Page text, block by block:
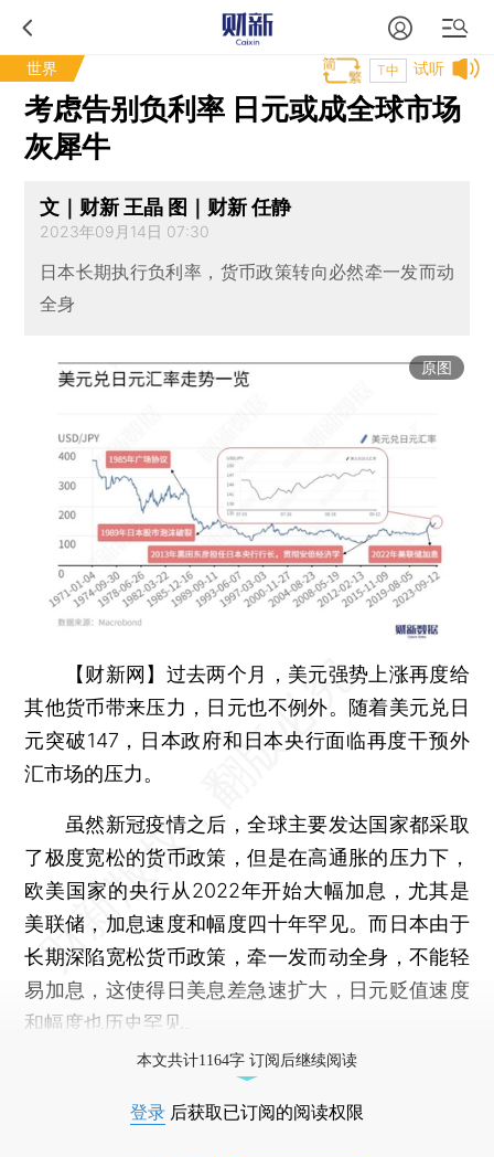
世界 试听
T中
考虑告别负利率 日元或成全球市场
灰犀牛
文｜财新 王晶 图｜财新 任静
2023年09月14日 07:30
日本长期执行负利率，货币政策转向必然牵一发而动
全身
原图
【财新网】 过去两个月，美元强势上涨再度给
其他货币带来压力，日元也不例外。随着美元兑日
元突破147，日本政府和日本央行面临再度干预外
汇市场的压力。
虽然新冠疫情之后，全球主要发达国家都采取
了极度宽松的货币政策，但是在高通胀的压力下，
欧美国家的央行从2022年开始大幅加息，尤其是
美联储，加息速度和幅度四十年罕见。而日本由于
长期深陷宽松货币政策，牵一发而动全身，不能轻
易加息，这使得日美息差急速扩大，日元贬值速度
和幅度也历史罕见。
本文共计1164字 订阅后继续阅读
登录 后获取已订阅的阅读权限